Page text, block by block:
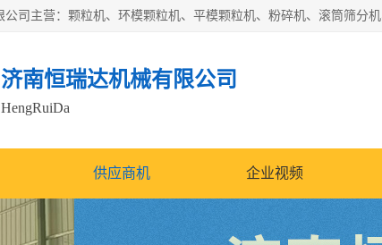
济南恒瑞达机械有限公司
HengRuiDa
供应商机 企业视频